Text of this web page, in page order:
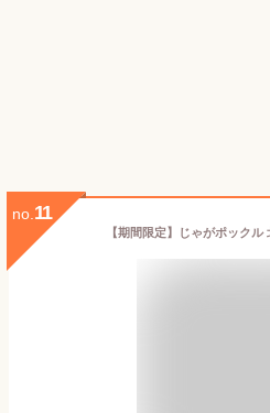
no. 11
【期間限定】じゃがポックル